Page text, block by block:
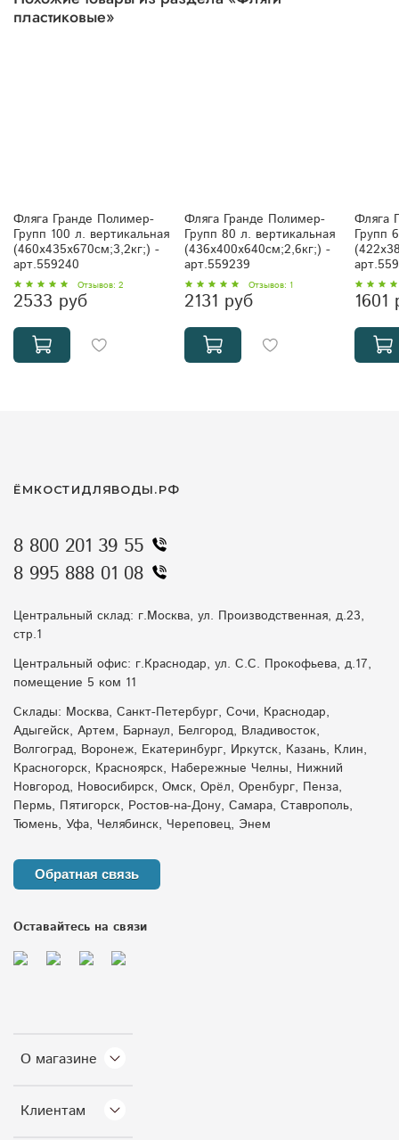
пластиковые»
Фляга Гранде Полимер-
Групп 100 л. вертикальная
(460x435x670см;3,2кг;) -
арт.559240
Отзывов: 2
2533 руб
Фляга Гранде Полимер-
Групп 80 л. вертикальная
(436x400x640см;2,6кг;) -
арт.559239
Отзывов: 1
2131 руб
Фляга
Групп
1601
О магазине
Клиентам
ЁМКОСТИДЛЯВОДЫ.РФ
8 800 201 39 55
8 995 888 01 08
Центральный склад: г.Москва, ул. Производственная, д.23,
стр.1
Центральный офис: г.Краснодар, ул. С.С. Прокофьева, д.17,
помещение 5 ком 11
Склады: Москва, Санкт-Петербург, Сочи, Краснодар,
Адыгейск, Артем, Барнаул, Белгород, Владивосток,
Волгоград, Воронеж, Екатеринбург, Иркутск, Казань, Клин,
Красногорск, Красноярск, Набережные Челны, Нижний
Новгород, Новосибирск, Омск, Орёл, Оренбург, Пенза,
Пермь, Пятигорск, Ростов-на-Дону, Самара, Ставрополь,
Тюмень, Уфа, Челябинск, Череповец, Энем
Обратная связь
Оставайтесь на связи